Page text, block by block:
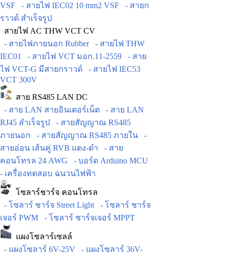
VSF
- สายไฟ IEC02 10 mm2 VSF
- สายก
ราวด์ สำเร็จรูป
สายไฟ AC THW VCT CV
- สายไฟภายนอก Rubber
- สายไฟ THW
IEC01
- สายไฟ VCT มอก.11-2559
- สาย
ไฟ VCT-G มีสายกราวด์
- สายไฟ IEC53
VCT 300V
สาย RS485 LAN DC
- สาย LAN สายอินเตอร์เน็ต
- สาย LAN
RJ45 สำเร็จรูป
- สายสัญญาณ RS485
ภายนอก
- สายสัญญาณ RS485 ภายใน
-
สายอ่อน เส้นคู่ RVB แดง-ดำ
- สาย
คอนโทรล 24 AWG
- บอร์ด Arduino MCU
- เครื่องทดสอบ ฉนวนไฟฟ้า
โซลาร์ชาร์จ คอนโทรล
- โซลาร์ ชาร์จ Street Light
- โซลาร์ ชาร์จ
เจอร์ PWM
- โซลาร์ ชาร์จเจอร์ MPPT
แผงโซลาร์เซลล์
- แผงโซลาร์ 6V-25V
- แผงโซลาร์ 36V-